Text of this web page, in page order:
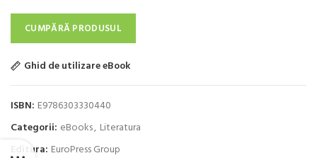
CUMPĂRĂ PRODUSUL
Ghid de utilizare eBook
ISBN: E9786303330440
Categorii: eBooks, Literatura
Editura: EuroPress Group